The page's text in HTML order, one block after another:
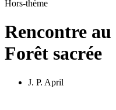
Hors-thème
Rencontre
Forêt sacrée
J. P. April